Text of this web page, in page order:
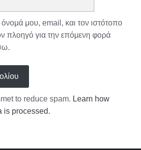
μου, email, και τον ιστότοπο
πλοηγό για την επόμενη φορά
to reduce spam. Learn how
is processed.